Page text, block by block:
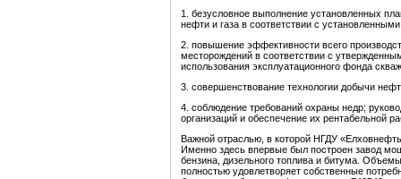
1. безусловное выполнение установленных
нефти и газа в соответствии с
2. повышение эффективности всего
месторождений в соответствии с
использования эксплуатационного фонда
3. совершенствование технологии добычи
4. соблюдение требований охраны недр;
организаций и обеспечение их рентабельной
Важной отраслью, в которой НГДУ
Именно здесь впервые был построен завод
бензина, дизельного топлива и битума.
полностью удовлетворяет собственные